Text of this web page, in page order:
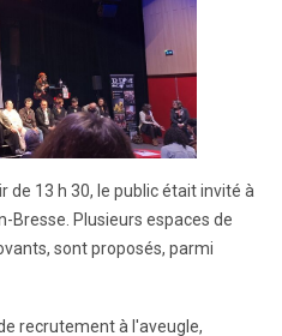
de 13 h 30, le public était invité à
Bresse. Plusieurs espaces de
sont proposés, parmi
recrutement à l'aveugle,